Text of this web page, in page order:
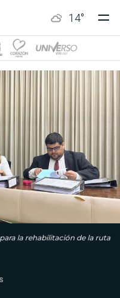
14°
la rehabilitación de la ruta